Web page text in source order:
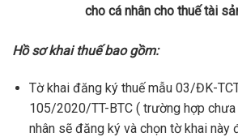
cho cá nhân cho thuế tài
Hồ sơ khai thuế bao gồm:
Tờ khai đăng ký thuế mẫu 03/ĐK-
105/2020/TT-BTC ( trường hợp
nhân sẽ đăng ký và chọn tờ khai